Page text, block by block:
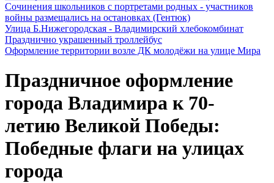
Сочинения школьников с портретами родных - участников
войны размещались на остановках (Гентюк)
Улица Б.Нижегородская - Владимирский хлебокомбинат
Празднично украшенный троллейбус
Оформление территории возле ДК молодёжи на улице Мира
Праздничное оформление
города Владимира к 70-
летию Великой Победы:
Победные флаги на улицах
города